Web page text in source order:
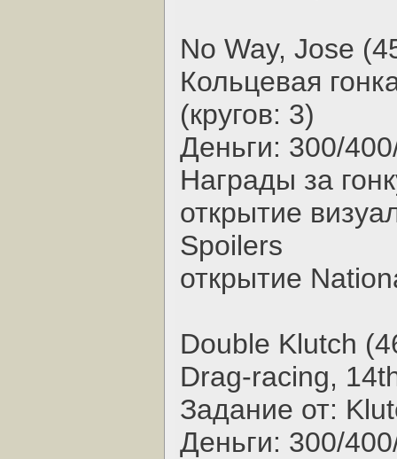
No Way, Jose
Кольцевая
(кругов: 3)
Деньги: 300/
Награды за
открытие
Spoilers
открытие
Double Klutch
Drag-racing,
Задание от:
Деньги: 300/